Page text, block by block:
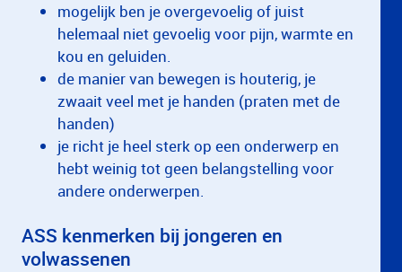
mogelijk ben je overgevoelig of juist
helemaal niet gevoelig voor pijn, warmte en
kou en geluiden.
de manier van bewegen is houterig, je
zwaait veel met je handen (praten met de
handen)
je richt je heel sterk op een onderwerp en
hebt weinig tot geen belangstelling voor
andere onderwerpen.
ASS kenmerken bij jongeren en
volwassenen